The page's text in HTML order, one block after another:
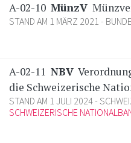
A-02-10 MünzV
STAND AM 1 MÄRZ 2021
A-02-11 NBV
die Schweizerische
STAND AM 1 JULI 2024
SCHWEIZERISCHE